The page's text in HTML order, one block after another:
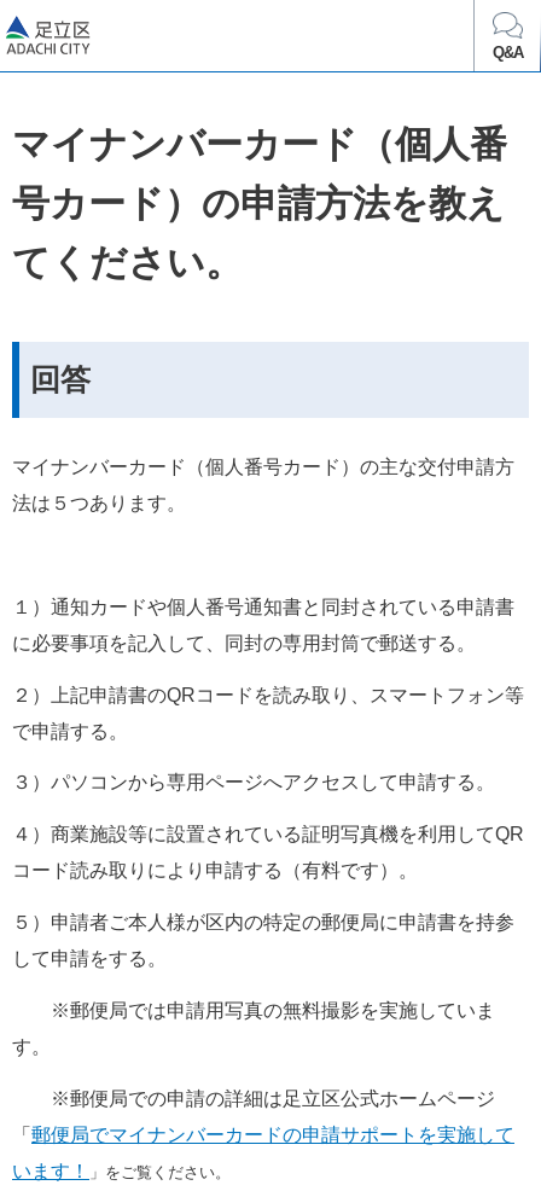
Q&A
マイナンバーカード（個人番
号カード）の申請方法を教え
てください。
回答
マイナンバーカード（個人番号カード）の主な交付申請方
法は５つあります。
１）通知カードや個人番号通知書と同封されている申請書
に必要事項を記入して、同封の専用封筒で郵送する。
２）上記申請書のQRコードを読み取り、スマートフォン等
で申請する。
３）パソコンから専用ページへアクセスして申請する。
４）商業施設等に設置されている証明写真機を利用してQR
コード読み取りにより申請する（有料です）。
５）申請者ご本人様が区内の特定の郵便局に申請書を持参
して申請をする。
※郵便局では申請用写真の無料撮影を実施していま
す。
※郵便局での申請の詳細は足立区公式ホームページ
「 郵便局でマイナンバーカードの申請サポートを実施して
います！
」をご覧ください。